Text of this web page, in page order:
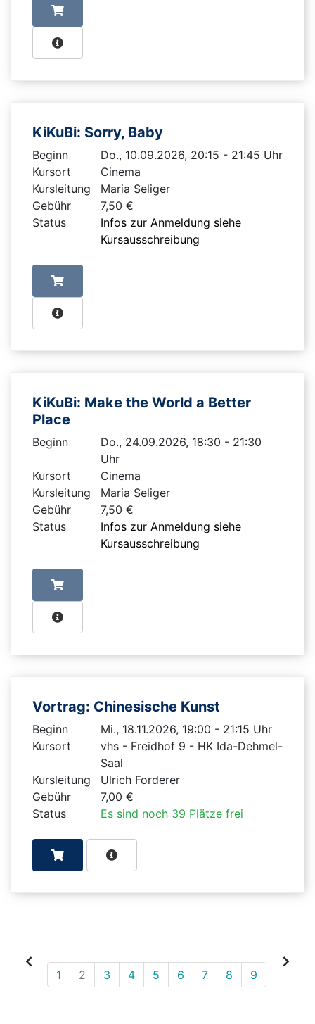
KiKuBi: Sorry, Baby
Beginn
Do., 10.09.2026, 20:15 - 21:45 Uhr
Kursort
Cinema
Kursleitung
Maria Seliger
Gebühr
7,50 €
Status
Infos zur Anmeldung siehe
Kursausschreibung
KiKuBi: Make the World a Better
Place
Beginn
Do., 24.09.2026, 18:30 - 21:30
Uhr
Kursort
Cinema
Kursleitung
Maria Seliger
Gebühr
7,50 €
Status
Infos zur Anmeldung siehe
Kursausschreibung
Vortrag: Chinesische Kunst
Beginn
Mi., 18.11.2026, 19:00 - 21:15 Uhr
Kursort
vhs - Freidhof 9 - HK Ida-Dehmel-
Saal
Kursleitung
Ulrich Forderer
Gebühr
7,00 €
Status
Es sind noch 39 Plätze frei
1 2 3 4 5 6 7 8 9